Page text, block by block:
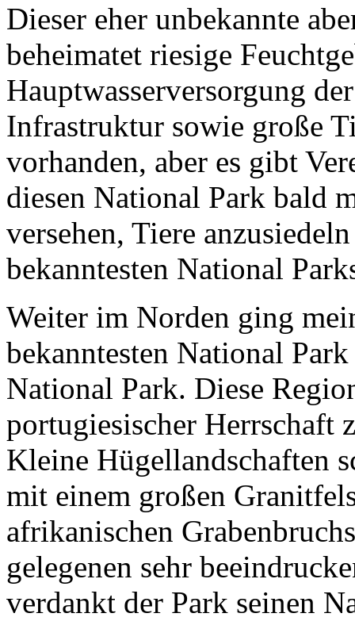
Dieser eher unbekannte
beheimatet riesige
Hauptwasserversorgung
Infrastruktur sowie große
vorhanden, aber es gibt
diesen National Park bald
versehen, Tiere
bekanntesten National
Weiter im Norden ging
bekanntesten National
National Park. Diese
portugiesischer Herrschaft
Kleine Hügellandschaften
mit einem großen
afrikanischen
gelegenen sehr
verdankt der Park seinen